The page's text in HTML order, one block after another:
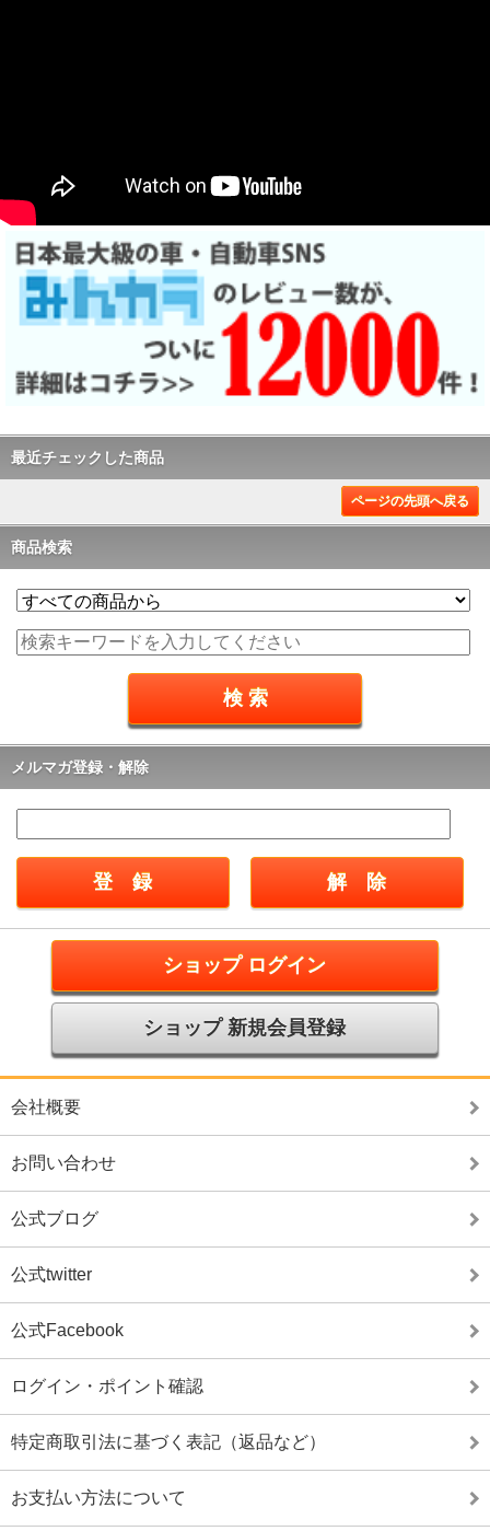
最近チェックした商品
ページの先頭へ戻る
商品検索
メルマガ登録・解除
ショップ ログイン
ショップ 新規会員登録
会社概要
お問い合わせ
公式ブログ
公式twitter
公式Facebook
ログイン・ポイント確認
特定商取引法に基づく表記（返品など）
お支払い方法について